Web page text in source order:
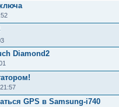
Diamond2
GPS в Samsung-i740